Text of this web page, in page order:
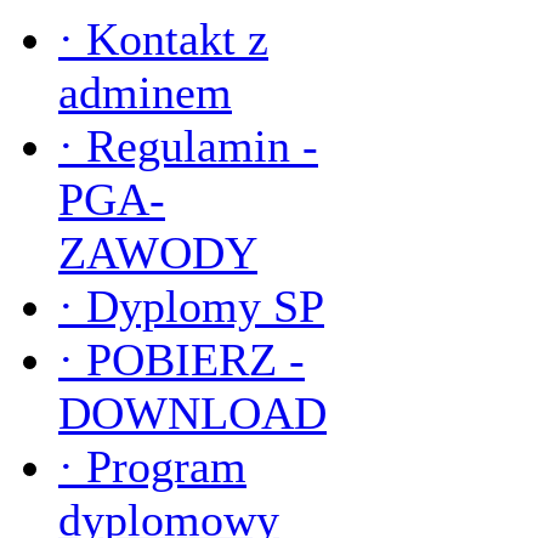
· Kontakt z
adminem
· Regulamin -
PGA-
ZAWODY
· Dyplomy SP
· POBIERZ -
DOWNLOAD
· Program
dyplomowy